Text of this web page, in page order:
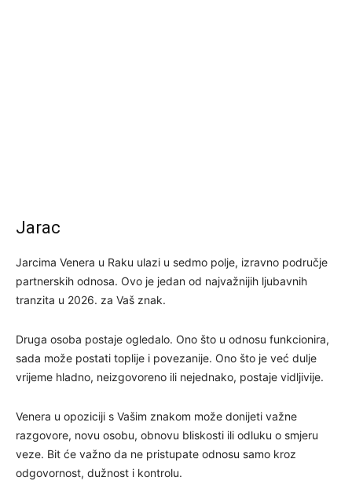
Jarac
Jarcima Venera u Raku ulazi u sedmo polje, izravno područje
partnerskih odnosa. Ovo je jedan od najvažnijih ljubavnih
tranzita u 2026. za Vaš znak.
Druga osoba postaje ogledalo. Ono što u odnosu funkcionira,
sada može postati toplije i povezanije. Ono što je već dulje
vrijeme hladno, neizgovoreno ili nejednako, postaje vidljivije.
Venera u opoziciji s Vašim znakom može donijeti važne
razgovore, novu osobu, obnovu bliskosti ili odluku o smjeru
veze. Bit će važno da ne pristupate odnosu samo kroz
odgovornost, dužnost i kontrolu.